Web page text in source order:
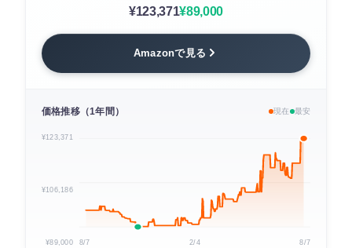
¥123,371¥89,000
Amazonで見る
価格推移（1年間） 現在 最安
¥123,371
¥106,186
¥89,000 8/7 2/4 8/7